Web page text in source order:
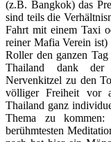
(z.B. Bangkok) das
sind teils die
Fahrt mit einem Taxi
reiner Mafia Verein ist)
Roller den ganzen
Thailand dank der
Nervenkitzel zu den
völliger Freiheit vor
Thailand ganz
Thema zu
berühmtesten